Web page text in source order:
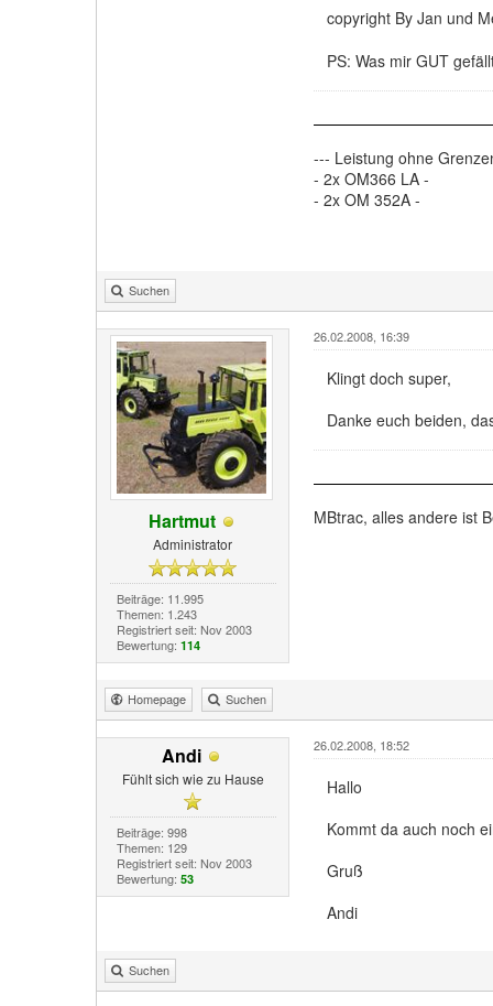
copyright By Jan und
PS: Was mir GUT
--- Leistung ohne
- 2x OM366 LA -
- 2x OM 352A -
Suchen
Hartmut
Administrator
Beiträge: 11.995
Themen: 1.243
Registriert seit: Nov 2003
Bewertung: 114
26.02.2008, 16:39
Klingt doch super,
Danke euch beiden,
MBtrac, alles andere ist
Homepage Suchen
Andi
Fühlt sich wie zu Hause
Beiträge: 998
Themen: 129
Registriert seit: Nov 2003
Bewertung: 53
26.02.2008, 18:52
Hallo
Kommt da auch noch
Gruß
Andi
Suchen